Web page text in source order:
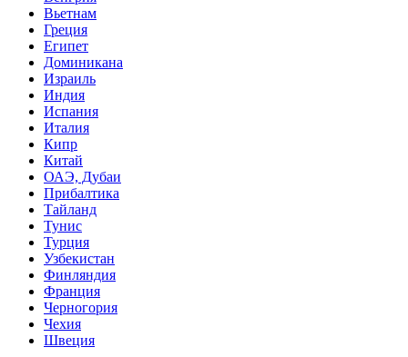
Вьетнам
Греция
Египет
Доминикана
Израиль
Индия
Испания
Италия
Кипр
Китай
ОАЭ, Дубаи
Прибалтика
Тайланд
Тунис
Турция
Узбекистан
Финляндия
Франция
Черногория
Чехия
Швеция